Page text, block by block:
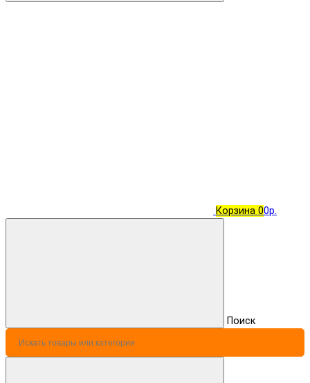
Корзина 00р.
Поиск